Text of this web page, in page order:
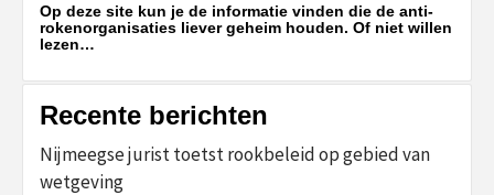
Op deze site kun je de informatie vinden die de anti-
rokenorganisaties liever geheim houden. Of niet willen
lezen…
Recente berichten
Nijmeegse jurist toetst rookbeleid op gebied van
wetgeving